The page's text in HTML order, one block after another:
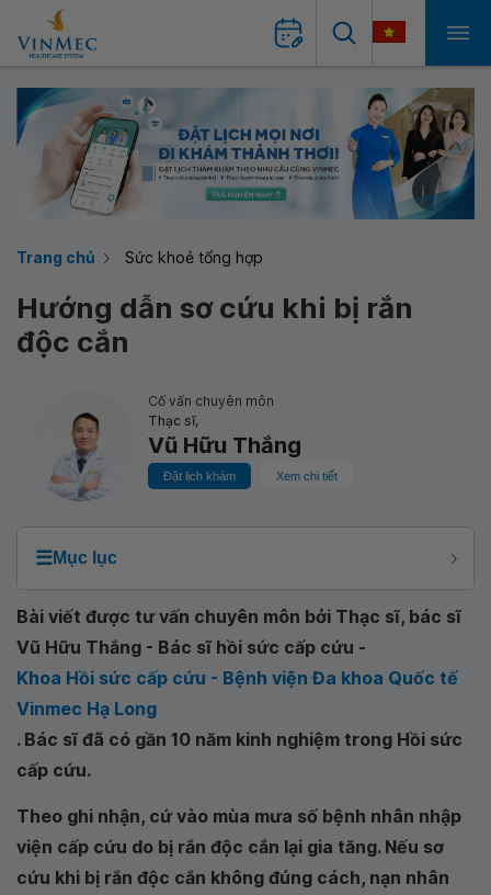
Trang chủ Sức khoẻ tổng hợp
Hướng dẫn sơ cứu khi bị rắn
độc cắn
Cố vấn chuyên môn
Thạc sĩ,
Vũ Hữu Thắng
Đặt lịch khám Xem chi tiết
☰Mục lục
Bài viết được tư vấn chuyên môn bởi Thạc sĩ, bác sĩ
Vũ Hữu Thắng - Bác sĩ hồi sức cấp cứu -
Khoa Hồi sức cấp cứu - Bệnh viện Đa khoa Quốc tế
Vinmec Hạ Long
. Bác sĩ đã có gần 10 năm kinh nghiệm trong Hồi sức
cấp cứu.
Theo ghi nhận, cứ vào mùa mưa số bệnh nhân nhập
viện cấp cứu do bị rắn độc cắn lại gia tăng. Nếu sơ
cứu khi bị rắn độc cắn không đúng cách, nạn nhân